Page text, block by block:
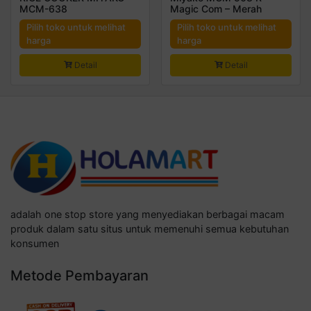
MCM-638
Pilih toko untuk melihat
harga
Detail
Magic Com – Merah
Pilih toko untuk melihat
harga
Detail
adalah one stop store yang menyediakan berbagai macam
produk dalam satu situs untuk memenuhi semua kebutuhan
konsumen
Metode Pembayaran